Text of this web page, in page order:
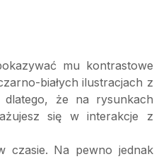
mu kontrastowe
białych ilustracjach z
dlatego, że na rysunkach
się w interakcje z
czasie. Na pewno jednak